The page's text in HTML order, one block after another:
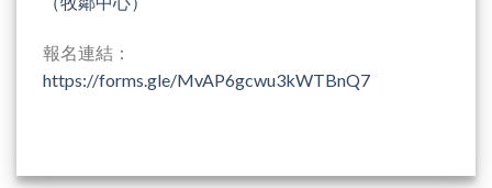
報名連結：
https://forms.gle/MvAP6gcwu3kWTBnQ7